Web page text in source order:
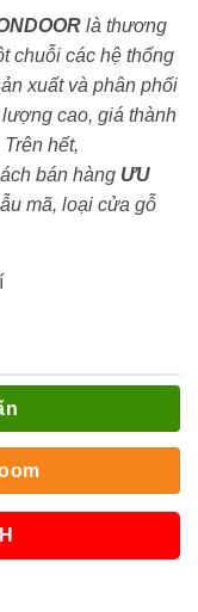
là thương
chuỗi các hệ thống
xuất và phân phối
cao, giá thành
hết,
bán hàng ƯU
mã, loại cửa gỗ